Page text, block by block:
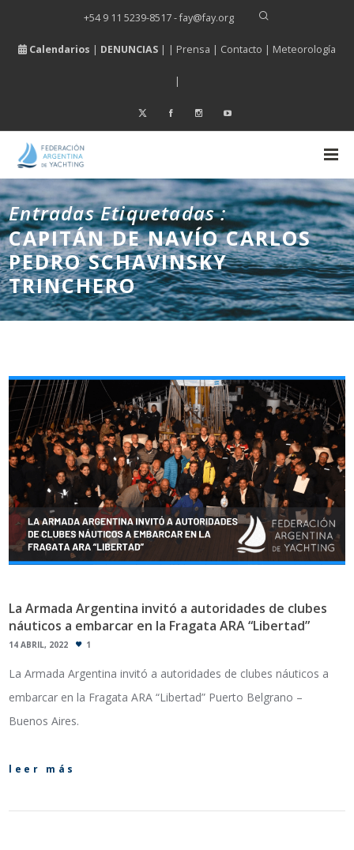
+54 9 11 5239-8517 - fay@fay.org
Calendarios | DENUNCIAS | | Prensa | Contacto | Meteorología
|
Entradas Etiquetadas :
CAPITÁN DE NAVÍO CARLOS
PEDRO SCHAVINSKY
TRINCHERO
La Armada Argentina invitó a autoridades de clubes
náuticos a embarcar en la Fragata ARA “Libertad”
14 ABRIL, 2022 1
La Armada Argentina invitó a autoridades de clubes náuticos a
embarcar en la Fragata ARA “Libertad” Puerto Belgrano –
Buenos Aires.
leer más